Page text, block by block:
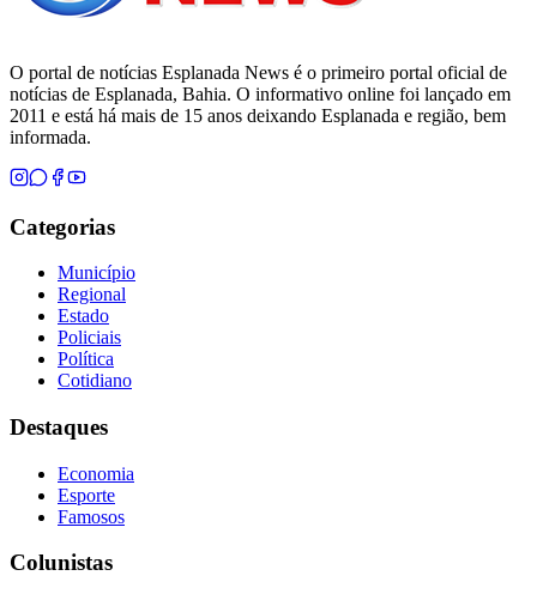
O portal de notícias Esplanada News é o primeiro portal oficial de
notícias de Esplanada, Bahia. O informativo online foi lançado em
2011 e está há mais de 15 anos deixando Esplanada e região, bem
informada.
Categorias
Município
Regional
Estado
Policiais
Política
Cotidiano
Destaques
Economia
Esporte
Famosos
Colunistas